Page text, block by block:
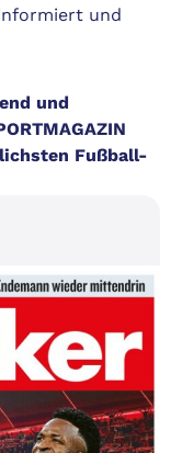
und
und
Fußball-